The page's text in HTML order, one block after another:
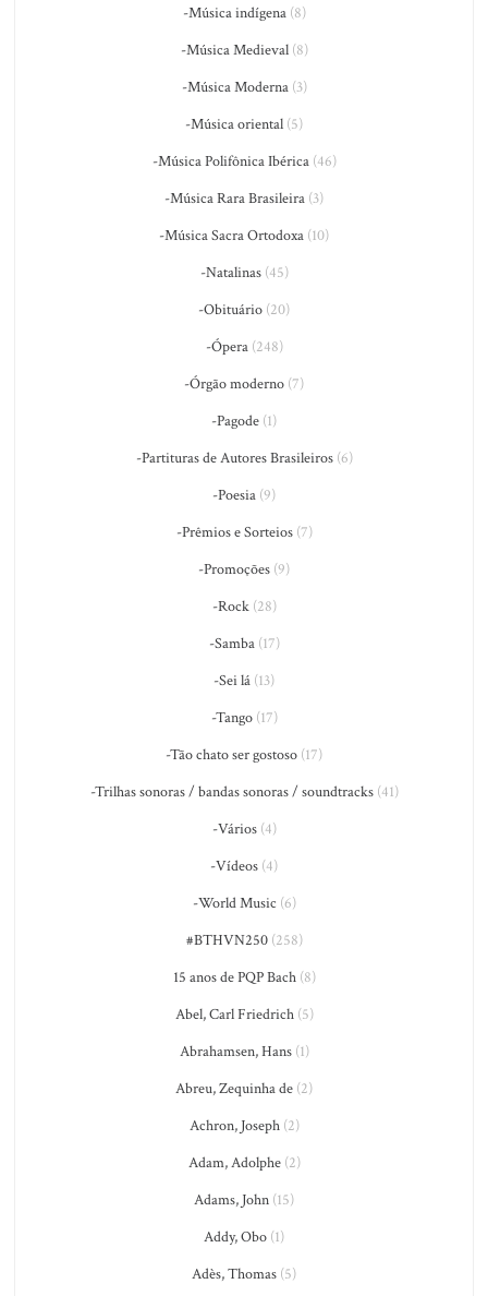
-Música indígena(8)
-Música Medieval(8)
-Música Moderna(3)
-Música oriental (5)
-Música Polifônica Ibérica(46)
-Música Rara Brasileira (3)
-Música Sacra Ortodoxa (10)
-Natalinas(45)
-Obituário (20)
-Ópera(248)
-Órgão moderno (7)
-Pagode (1)
-Partituras de Autores Brasileiros(6)
-Poesia (9)
-Prêmios e Sorteios(7)
-Promoções (9)
-Rock(28)
-Samba(17)
-Sei lá (13)
-Tango(17)
-Tão chato ser gostoso (17)
-Trilhas sonoras / bandas sonoras / soundtracks(41)
-Vários(4)
-Vídeos (4)
-World Music (6)
#BTHVN250(258)
15 anos de PQP Bach(8)
Abel, Carl Friedrich(5)
Abrahamsen, Hans(1)
Abreu, Zequinha de (2)
Achron, Joseph(2)
Adam, Adolphe(2)
Adams, John (15)
Addy, Obo (1)
Adès, Thomas (5)